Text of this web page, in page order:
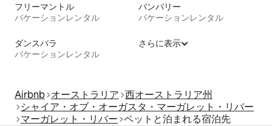
フリーマントル
バケーションレンタル
バンバリー
バケーションレンタル
ダンスバラ
バケーションレンタル
さらに表示
Airbnb オーストラリア 西オーストラリア州
シャイア・オブ・オーガスタ・マーガレット・リバー
マーガレット・リバー ペットと泊まれる宿泊先